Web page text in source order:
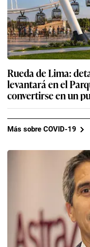
Rueda de Lima:
levantará en el
convertirse en un
Más sobre COVID-19